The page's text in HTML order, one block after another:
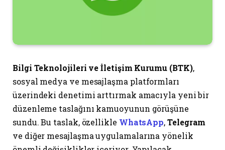
Bilgi Teknolojileri ve İletişim Kurumu (BTK),
sosyal medya ve mesajlaşma platformları
üzerindeki denetimi arttırmak amacıyla yeni bir
düzenleme taslağını kamuoyunun görüşüne
sundu. Bu taslak, özellikle WhatsApp,Telegram
ve diğer mesajlaşma uygulamalarına yönelik